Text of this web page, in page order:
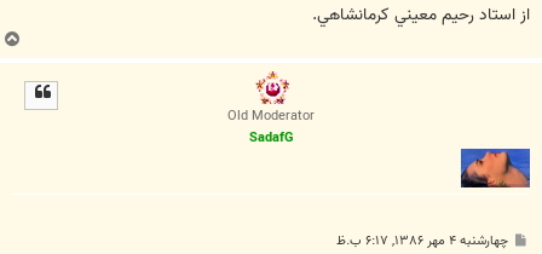
از استاد رحيم معيني كرمانشاهي.
ب
ا
Old Moderator
SadafG
پ چهارشنبه ۴ مهر ۱۳۸۶, ۶:۱۷ ب.ظ